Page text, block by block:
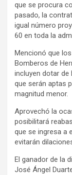
que se procura
pasado, la
igual número
60 en toda la
Mencionó que
Bomberos de
incluyen dotar
que serán aptas
magnitud menor.
Aprovechó la
posibilitará
que se ingresa a
evitarán
El ganador de la
José Ángel